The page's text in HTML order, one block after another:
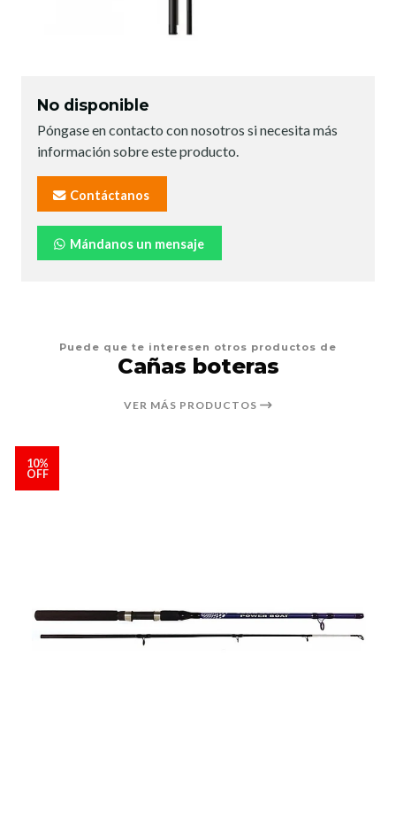
No disponible
Póngase en contacto con nosotros si necesita más
información sobre este producto.
Contáctanos
Mándanos un mensaje
Puede que te interesen otros productos de
Cañas boteras
VER MÁS PRODUCTOS
10%
OFF